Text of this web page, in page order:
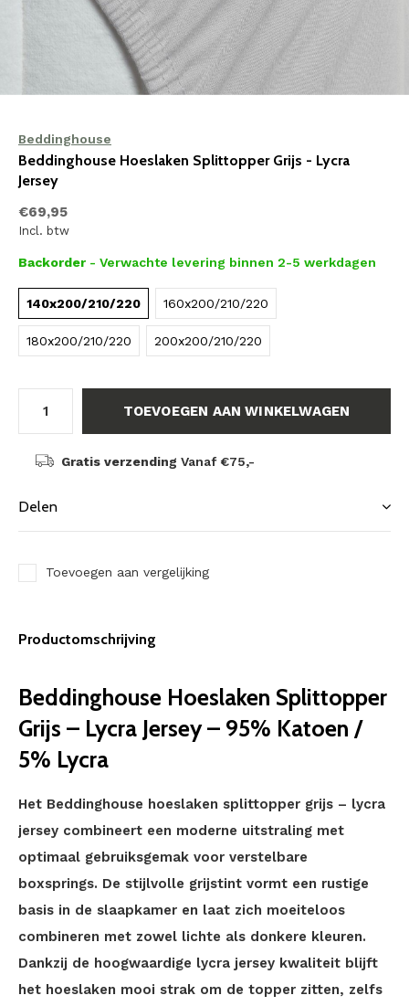
Beddinghouse
Beddinghouse Hoeslaken Splittopper Grijs - Lycra
Jersey
€69,95
Incl. btw
Backorder - Verwachte levering binnen 2-5 werkdagen
140x200/210/220 160x200/210/220
180x200/210/220 200x200/210/220
TOEVOEGEN AAN WINKELWAGEN
Gratis verzending Vanaf €75,-
Delen
Toevoegen aan vergelijking
Productomschrijving
Beddinghouse Hoeslaken Splittopper
Grijs – Lycra Jersey – 95% Katoen /
5% Lycra
Het Beddinghouse hoeslaken splittopper grijs – lycra
jersey combineert een moderne uitstraling met
optimaal gebruiksgemak voor verstelbare
boxsprings. De stijlvolle grijstint vormt een rustige
basis in de slaapkamer en laat zich moeiteloos
combineren met zowel lichte als donkere kleuren.
Dankzij de hoogwaardige lycra jersey kwaliteit blijft
het hoeslaken mooi strak om de topper zitten, zelfs